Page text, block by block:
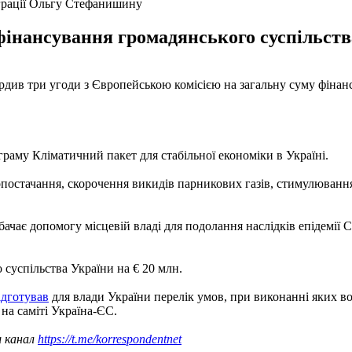
Ольгу Стефанишину
громадянського
три угоди з Європейською комісією на загальну суму
Кліматичний пакет для стабільної економіки в Україні.
скорочення викидів парникових газів,
допомогу місцевій владі для подолання наслідків епідемії
України на € 20 млн.
для влади України перелік умов, при виконанні яких
саміті Україна-ЄС.
канал https://t.me/korrespondentnet